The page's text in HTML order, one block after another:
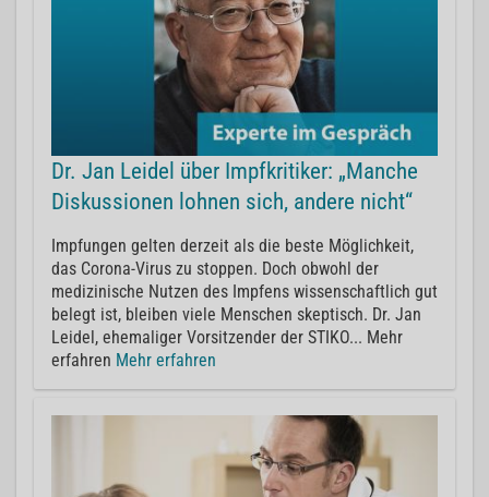
Dr. Jan Leidel über Impfkritiker: „Manche
Diskussionen lohnen sich, andere nicht“
Impfungen gelten derzeit als die beste Möglichkeit,
das Corona-Virus zu stoppen. Doch obwohl der
medizinische Nutzen des Impfens wissenschaftlich gut
belegt ist, bleiben viele Menschen skeptisch. Dr. Jan
Leidel, ehemaliger Vorsitzender der STIKO... Mehr
erfahren Mehr erfahren